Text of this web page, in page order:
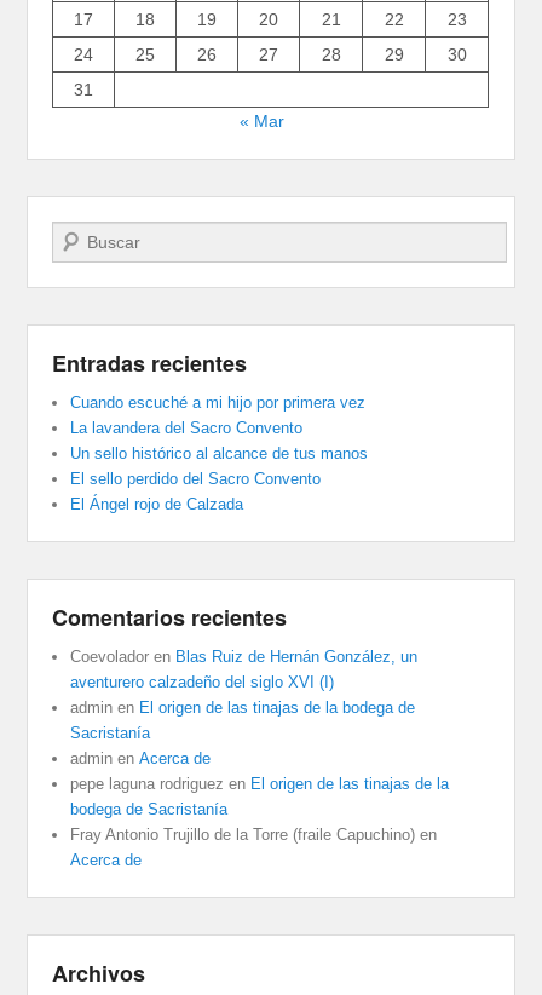
17
18 19 20 21 22
23
24
25 26 27 28 29
30
31
« Mar
Buscar
Entradas recientes
Cuando escuché a mi hijo por primera vez
La lavandera del Sacro Convento
Un sello histórico al alcance de tus manos
El sello perdido del Sacro Convento
El Ángel rojo de Calzada
Comentarios recientes
Coevolador en Blas Ruiz de Hernán González, un
aventurero calzadeño del siglo XVI (I)
admin en El origen de las tinajas de la bodega de
Sacristanía
admin enAcerca de
pepe laguna rodriguez en El origen de las tinajas de la
bodega de Sacristanía
Fray Antonio Trujillo de la Torre (fraile Capuchino) en
Acerca de
Archivos